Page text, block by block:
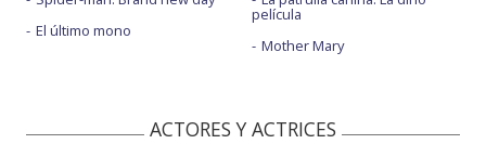
El último mono
película
Mother Mary
ACTORES Y ACTRICES